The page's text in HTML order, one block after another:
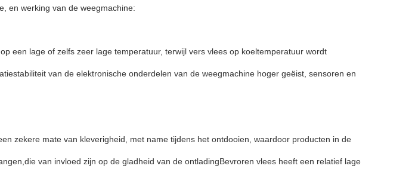
en werking van de weegmachine:
een lage of zelfs zeer lage temperatuur, terwijl vers vlees op koeltemperatuur wordt
van de elektronische onderdelen van de weegmachine hoger geëist, sensoren en
zekere mate van kleverigheid, met name tijdens het ontdooien, waardoor producten in de
van invloed zijn op de gladheid van de ontladingBevroren vlees heeft een relatief lage